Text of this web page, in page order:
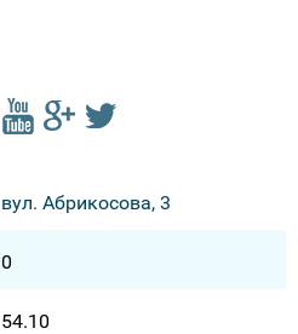
вул. Абрикосова, 3
0
54.10